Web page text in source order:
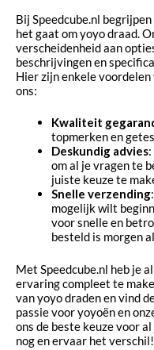
Bij Speedcube.nl
het gaat om yoyo draad.
verscheidenheid aan
beschrijvingen en
Hier zijn enkele
ons:
Kwaliteit
topmerken en
Deskundig advies
om al je vragen te
juiste keuze te
Snelle verzending
mogelijk wilt
voor snelle en
besteld is morgen
Met Speedcube.nl heb je
ervaring compleet te
van yoyo draden en vind
passie voor yoyoën en
ons de beste keuze voor
nog en ervaar het verschil!